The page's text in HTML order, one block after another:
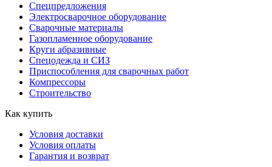
Спецпредложения
Электросварочное оборудование
Сварочные материалы
Газопламенное оборудование
Круги абразивные
Спецодежда и СИЗ
Приспособления для сварочных работ
Компрессоры
Строительство
Как купить
Условия доставки
Условия оплаты
Гарантия и возврат